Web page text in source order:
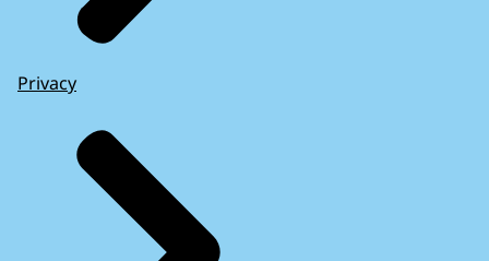
Privacy